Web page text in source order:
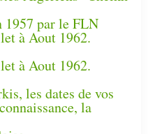
1957 par le FLN
à Aout 1962.
à Aout 1962.
les dates de vos
la